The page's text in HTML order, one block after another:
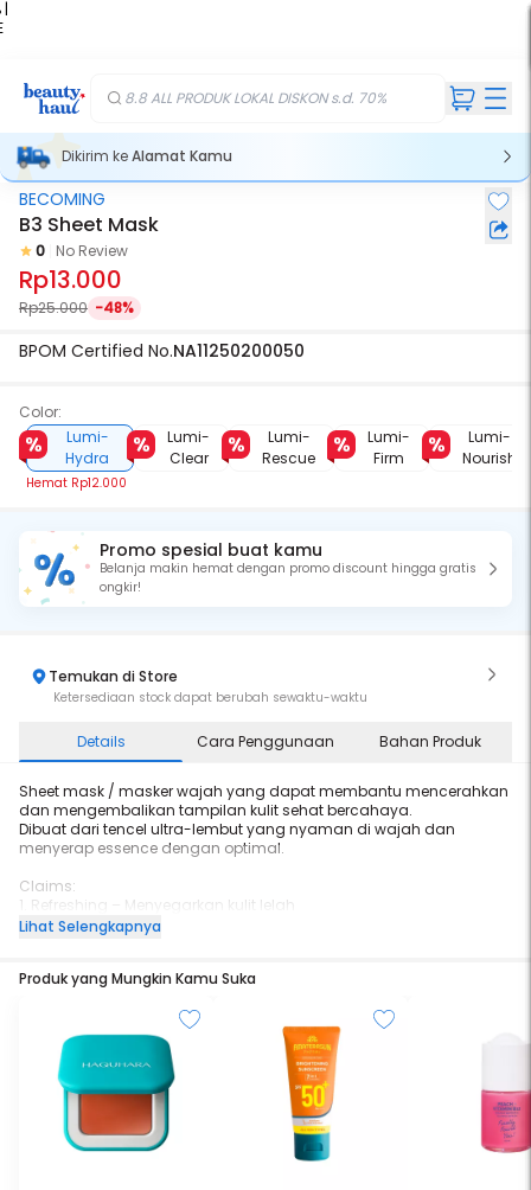
|
8.8 ALL PRODUK LOKAL DISKON s.d. 70%
Dikirim keAlamat Kamu
BECOMING
B3 Sheet Mask
0 No Review
Rp13.000
Rp25.000 -48%
BPOM Certified No.NA11250200050
Color:
Lumi-
Hydra
Hemat Rp12.000
Lumi-
Clear
Lumi-
Rescue
Lumi-
Firm
Lumi-
Nourish
Promo spesial buat kamu
Belanja makin hemat dengan promo discount hingga gratis
ongkir!
Temukan di Store
Ketersediaan stock dapat berubah sewaktu-waktu
Details Cara Penggunaan Bahan Produk
Sheet mask / masker wajah yang dapat membantu mencerahkan
dan mengembalikan tampilan kulit sehat bercahaya.
Dibuat dari tencel ultra-lembut yang nyaman di wajah dan
menyerap essence dengan optimal.
Claims:
1. Refreshing – Menyegarkan kulit lelah
Menjadikan wajah terasa lebih segar dan mencerahkan kulit wajah
Membantu meratakan warna kulit sehingga kulit tampak lebih
3. Glowing – Kulit tampak bercahaya alami
Membantu kulit terlihat lebih bercahaya, lembap, dan sehat
Special Ingredients:
1. B3 (Niacinamide)
Membantu memperkuat skin barrier, menyamarkan kemerahan
dan pori, serta mencerahkan warna kulit agar tampak lebih merata
dan sehat.
Lihat Selengkapnya
Produk yang Mungkin Kamu Suka